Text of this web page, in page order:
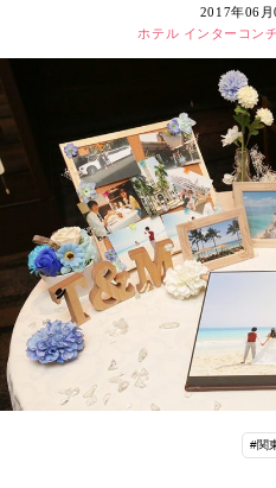
2017年06
ホテル インターコン
#関